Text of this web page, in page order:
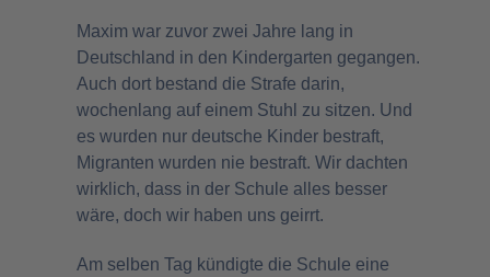
Maxim war zuvor zwei Jahre lang in
Deutschland in den Kindergarten gegangen.
Auch dort bestand die Strafe darin,
wochenlang auf einem Stuhl zu sitzen. Und
es wurden nur deutsche Kinder bestraft,
Migranten wurden nie bestraft. Wir dachten
wirklich, dass in der Schule alles besser
wäre, doch wir haben uns geirrt.
Am selben Tag kündigte die Schule eine